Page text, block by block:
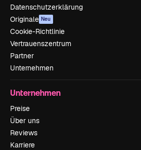
Datenschutzerklärung
Originale Neu
Cookie-Richtlinie
Vertrauenszentrum
Partner
Unternehmen
Unternehmen
Preise
Über uns
Reviews
Karriere